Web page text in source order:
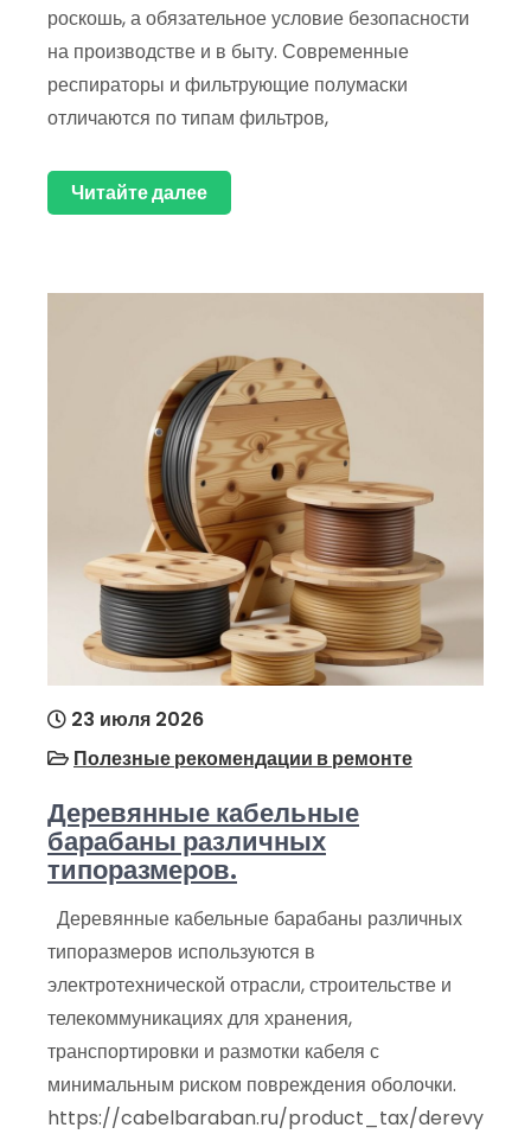
роскошь, а обязательное условие безопасности
на производстве и в быту. Современные
респираторы и фильтрующие полумаски
отличаются по типам фильтров,
Читайте далее
23 июля 2026
Полезные рекомендации в ремонте
Деревянные кабельные
барабаны различных
типоразмеров.
Деревянные кабельные барабаны различных
типоразмеров используются в
электротехнической отрасли, строительстве и
телекоммуникациях для хранения,
транспортировки и размотки кабеля с
минимальным риском повреждения оболочки.
https://cabelbaraban.ru/product_tax/derevy